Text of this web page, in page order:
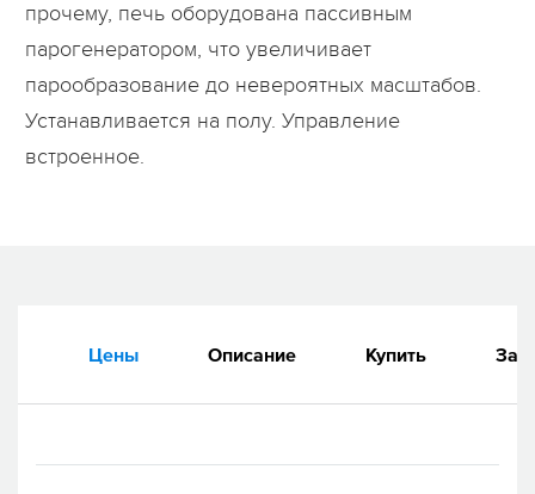
прочему, печь оборудована пассивным
парогенератором, что увеличивает
парообразование до невероятных масштабов.
Устанавливается на полу. Управление
встроенное.
Цены Описание Купить